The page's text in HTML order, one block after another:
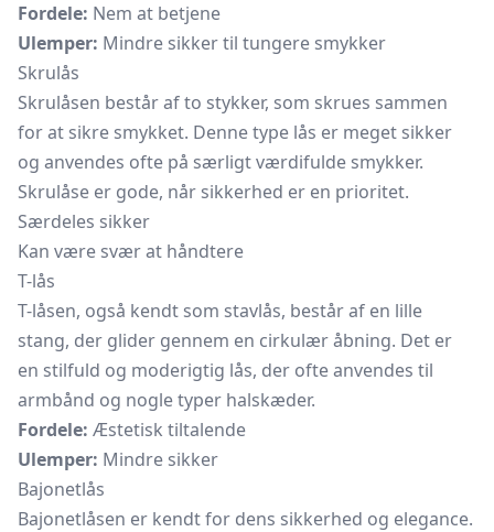
Fordele: Nem at betjene
Ulemper: Mindre sikker til tungere smykker
Skrulås
Skrulåsen består af to stykker, som skrues sammen
for at sikre smykket. Denne type lås er meget sikker
og anvendes ofte på særligt værdifulde smykker.
Skrulåse er gode, når sikkerhed er en prioritet.
Særdeles sikker
Kan være svær at håndtere
T-lås
T-låsen, også kendt som stavlås, består af en lille
stang, der glider gennem en cirkulær åbning. Det er
en stilfuld og moderigtig lås, der ofte anvendes til
armbånd og nogle typer halskæder.
Fordele: Æstetisk tiltalende
Ulemper: Mindre sikker
Bajonetlås
Bajonetlåsen er kendt for dens sikkerhed og elegance.